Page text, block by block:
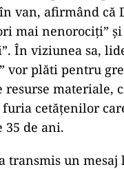
van, afirmând că
mai nenorociți” și
În viziunea sa,
vor plăti pentru
resurse materiale,
furia cetățenilor
de ani.
un mesaj